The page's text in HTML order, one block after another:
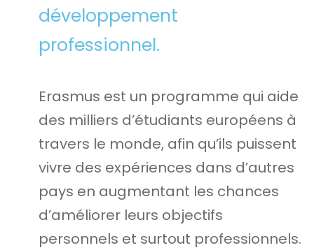
développement
professionnel.
Erasmus est un programme qui aide
des milliers d’étudiants européens à
travers le monde, afin qu’ils puissent
vivre des expériences dans d’autres
pays en augmentant les chances
d’améliorer leurs objectifs
personnels et surtout professionnels.